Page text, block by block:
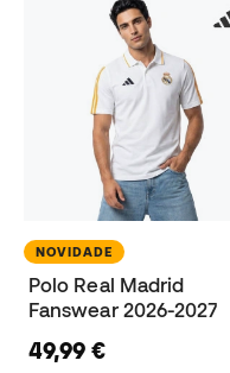
NOVIDADE
Polo Real Madrid
Fanswear 2026-2027
49,99 €